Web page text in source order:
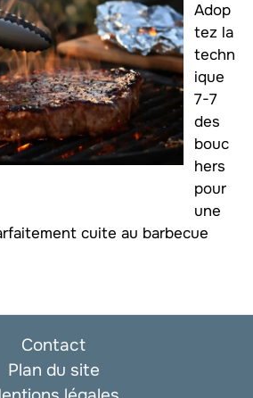
Adop
tez la
techn
ique
7-7
des
bouc
hers
pour
une
cuite au barbecue
Contact
Plan du site